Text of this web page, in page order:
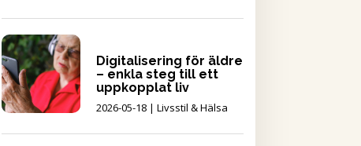
Digitalisering för äldre
– enkla steg till ett
uppkopplat liv
2026-05-18| Livsstil & Hälsa